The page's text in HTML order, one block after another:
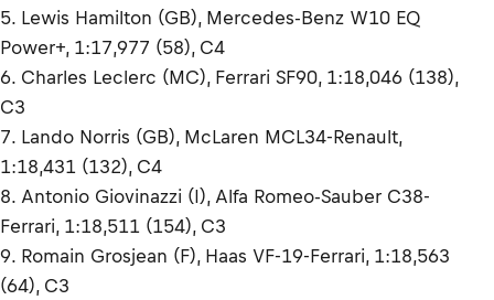
5. Lewis Hamilton (GB), Mercedes-Benz W10 EQ
Power+, 1:17,977 (58), C4
6. Charles Leclerc (MC), Ferrari SF90, 1:18,046 (138),
C3
7. Lando Norris (GB), McLaren MCL34-Renault,
1:18,431 (132), C4
8. Antonio Giovinazzi (I), Alfa Romeo-Sauber C38-
Ferrari, 1:18,511 (154), C3
9. Romain Grosjean (F), Haas VF-19-Ferrari, 1:18,563
(64), C3